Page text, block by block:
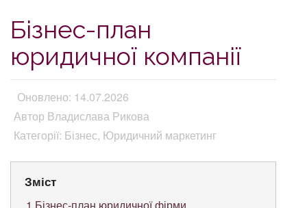
Бізнес-план
юридичної компанії
Оновлено: 14.07.2026
Автор Владислава Рикова
Категорії: Бізнес, Юридичний маркетинг
Зміст